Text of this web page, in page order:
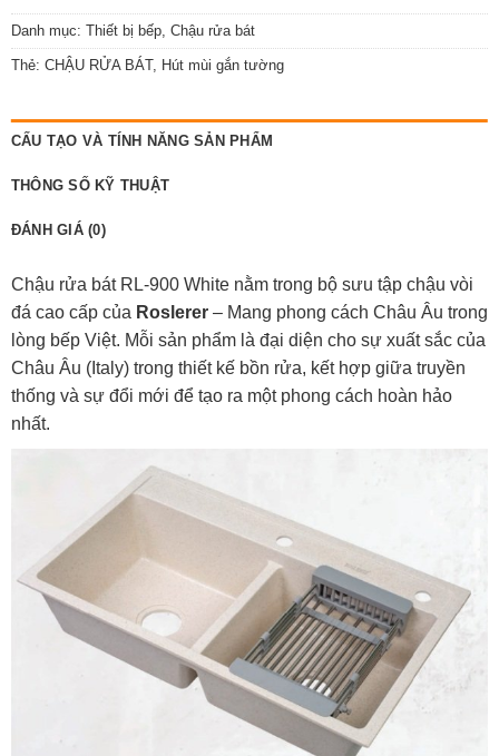
Danh mục: Thiết bị bếp, Chậu rửa bát
Thẻ: CHẬU RỬA BÁT, Hút mùi gắn tường
CẤU TẠO VÀ TÍNH NĂNG SẢN PHẨM
THÔNG SỐ KỸ THUẬT
ĐÁNH GIÁ (0)
Chậu rửa bát RL-900 White nằm trong bộ sưu tập chậu vòi
đá cao cấp của Roslerer– Mang phong cách Châu Âu trong
lòng bếp Việt. Mỗi sản phẩm là đại diện cho sự xuất sắc của
Châu Âu (Italy) trong thiết kế bồn rửa, kết hợp giữa truyền
thống và sự đổi mới để tạo ra một phong cách hoàn hảo
nhất.